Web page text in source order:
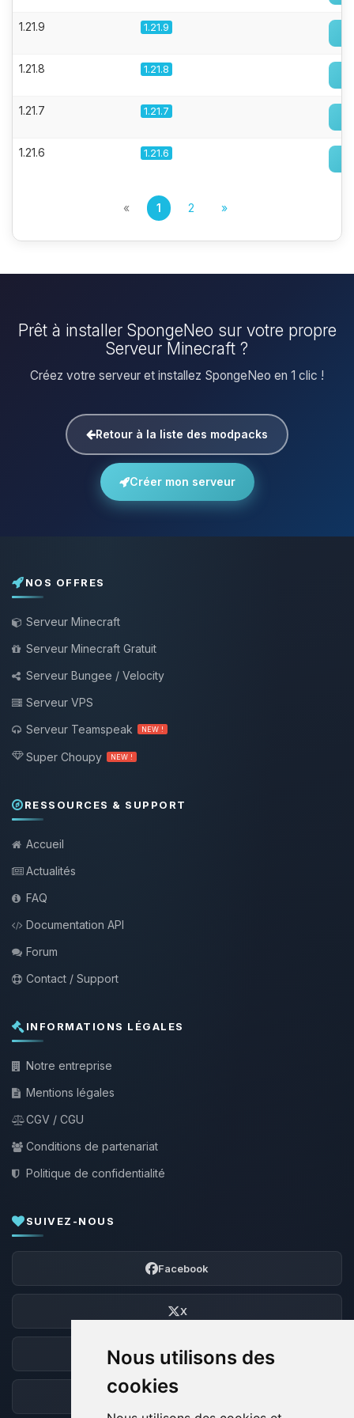
Nous utilisons des
cookies
1.21.9 1.21.9
1.21.8 1.21.8
1.21.7 1.21.7
1.21.6 1.21.6
« 1 2 »
Prêt à installer SpongeNeo sur votre propre
Serveur Minecraft ?
Créez votre serveur et installez SpongeNeo en 1 clic !
Retour à la liste des modpacks
Créer mon serveur
NOS OFFRES
Serveur Minecraft
Serveur Minecraft Gratuit
Serveur Bungee / Velocity
Serveur VPS
Serveur Teamspeak
NEW !
Super Choupy NEW !
RESSOURCES & SUPPORT
Accueil
Actualités
FAQ
Documentation API
Forum
Contact / Support
INFORMATIONS LÉGALES
Notre entreprise
Mentions légales
CGV / CGU
Conditions de partenariat
Politique de confidentialité
SUIVEZ-NOUS
Facebook
X
Discord
Forum